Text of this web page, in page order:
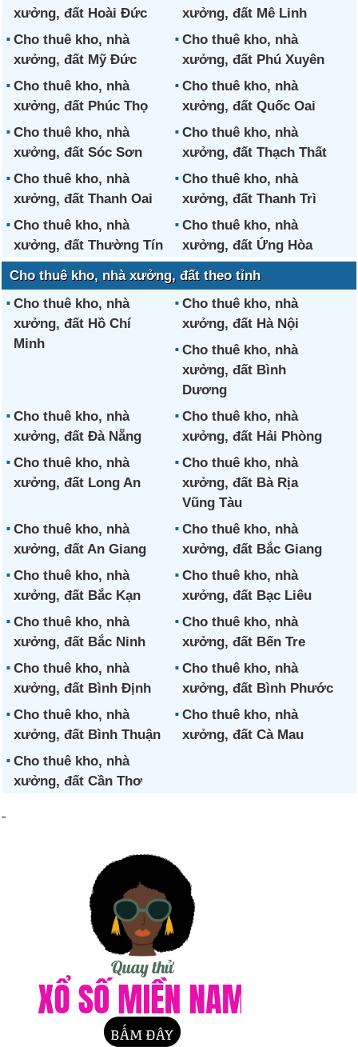
xưởng, đất Hoài Đức
xưởng, đất Mê Linh
Cho thuê kho, nhà
xưởng, đất Mỹ Đức
Cho thuê kho, nhà
xưởng, đất Phú Xuyên
Cho thuê kho, nhà
xưởng, đất Phúc Thọ
Cho thuê kho, nhà
xưởng, đất Quốc Oai
Cho thuê kho, nhà
xưởng, đất Sóc Sơn
Cho thuê kho, nhà
xưởng, đất Thạch Thất
Cho thuê kho, nhà
xưởng, đất Thanh Oai
Cho thuê kho, nhà
xưởng, đất Thanh Trì
Cho thuê kho, nhà
xưởng, đất Thường Tín
Cho thuê kho, nhà
xưởng, đất Ứng Hòa
Cho thuê kho, nhà xưởng, đất theo tỉnh
Cho thuê kho, nhà
xưởng, đất Hồ Chí
Minh
Cho thuê kho, nhà
xưởng, đất Hà Nội
Cho thuê kho, nhà
xưởng, đất Bình
Dương
Cho thuê kho, nhà
xưởng, đất Đà Nẵng
Cho thuê kho, nhà
xưởng, đất Hải Phòng
Cho thuê kho, nhà
xưởng, đất Long An
Cho thuê kho, nhà
xưởng, đất Bà Rịa
Vũng Tàu
Cho thuê kho, nhà
xưởng, đất An Giang
Cho thuê kho, nhà
xưởng, đất Bắc Giang
Cho thuê kho, nhà
xưởng, đất Bắc Kạn
Cho thuê kho, nhà
xưởng, đất Bạc Liêu
Cho thuê kho, nhà
xưởng, đất Bắc Ninh
Cho thuê kho, nhà
xưởng, đất Bến Tre
Cho thuê kho, nhà
xưởng, đất Bình Định
Cho thuê kho, nhà
xưởng, đất Bình Phước
Cho thuê kho, nhà
xưởng, đất Bình Thuận
Cho thuê kho, nhà
xưởng, đất Cà Mau
Cho thuê kho, nhà
xưởng, đất Cần Thơ